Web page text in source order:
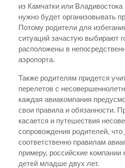
из Камчатки или
нужно будет организовывать
Потому родители для
ситуаций зачастую выбирают
расположены в
аэропорта.
Также родителям придется
перелетов с
каждая авиакомпания
свои правила и обязанности.
касается и путешествия
сопровождения родителей,
соответственно правилам
примеру, российские
детей младше двух лет.